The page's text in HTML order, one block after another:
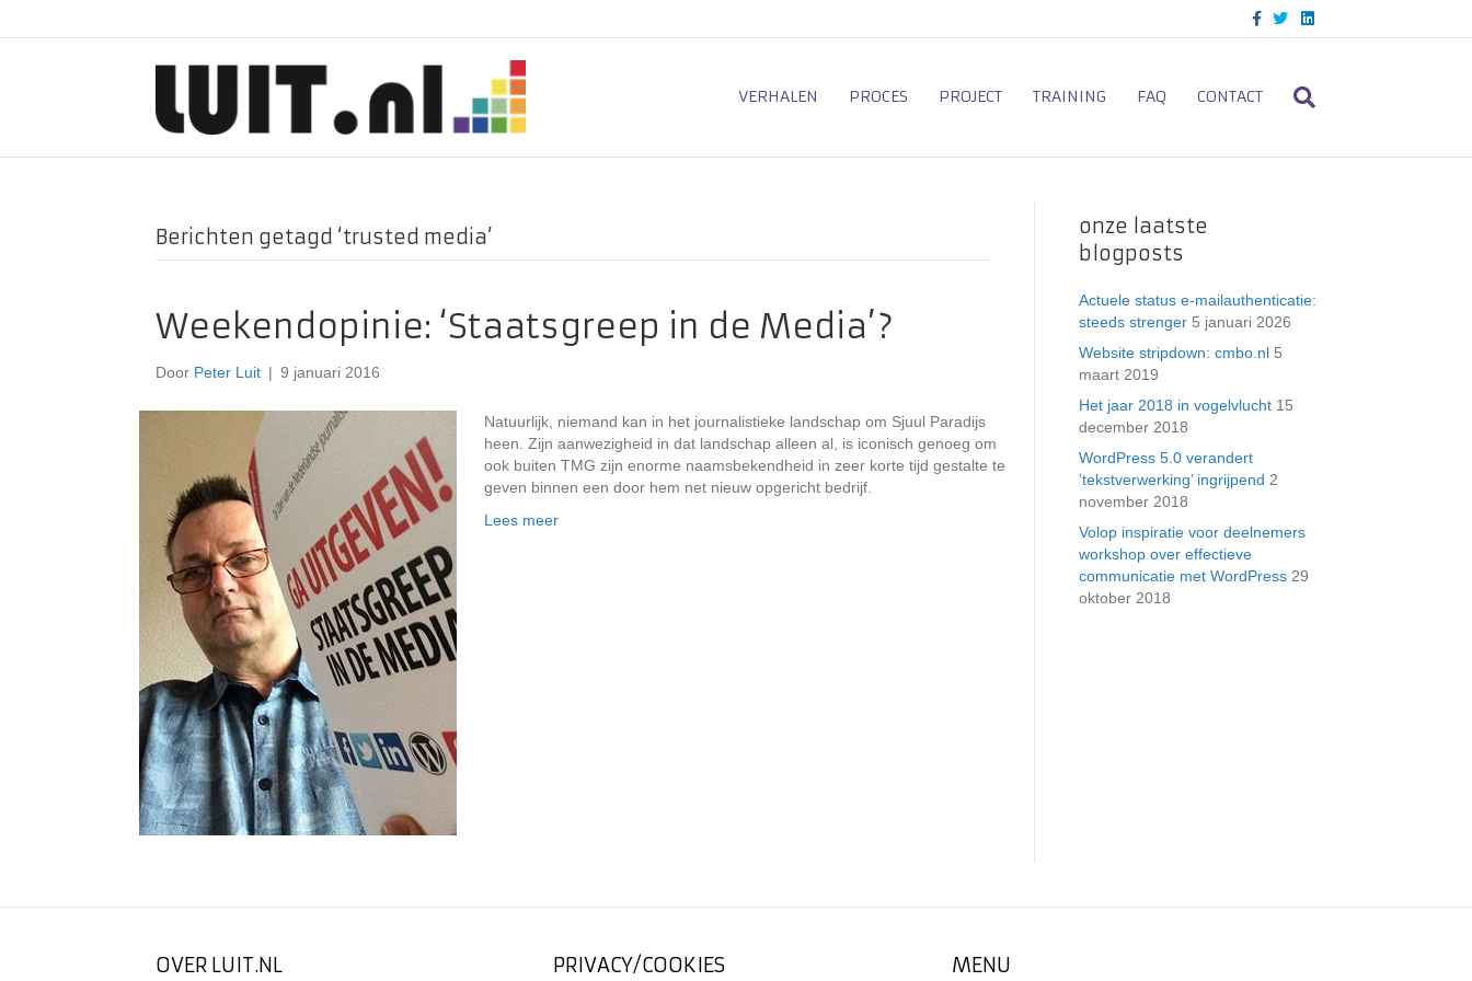
c
o
o
T
i
e
L
n
d
VERHALEN PROCES PROJECT TRAINING FAQ CONTACT
Berichten getagd ‘trusted media’
Weekendopinie: ‘Staatsgreep in de Media’?
Door Peter Luit | 9 januari 2016
Natuurlijk, niemand kan in het journalistieke landschap om Sjuul Paradijs
heen. Zijn aanwezigheid in dat landschap alleen al, is iconisch genoeg om
ook buiten TMG zijn enorme naamsbekendheid in zeer korte tijd gestalte te
geven binnen een door hem net nieuw opgericht bedrijf.
Lees meer
onze laatste
blogposts
Actuele status e-mailauthenticatie:
steeds strenger 5 januari 2026
Website stripdown: cmbo.nl 5
maart 2019
Het jaar 2018 in vogelvlucht 15
december 2018
WordPress 5.0 verandert
’tekstverwerking’ ingrijpend 2
november 2018
Volop inspiratie voor deelnemers
workshop over effectieve
communicatie met WordPress 29
oktober 2018
OVER LUIT.NL PRIVACY/COOKIES MENU